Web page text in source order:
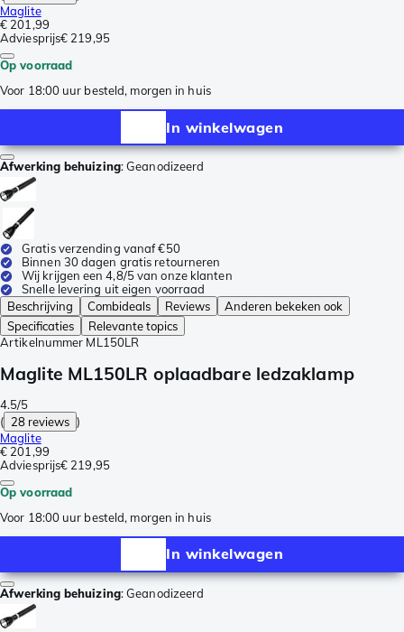
Maglite
€ 201,99
Adviesprijs€ 219,95
Op voorraad
Voor 18:00 uur besteld, morgen in huis
In winkelwagen
Afwerking behuizing:Geanodizeerd
Gratis verzending vanaf €50
Binnen 30 dagen gratis retourneren
Wij krijgen een 4,8/5 van onze klanten
Snelle levering uit eigen voorraad
Beschrijving
Combideals Reviews
Anderen bekeken ook
Specificaties
Relevante topics
Artikelnummer ML150LR
Maglite ML150LR oplaadbare ledzaklamp
4.5/5
( 28 reviews )
Maglite
€ 201,99
Adviesprijs€ 219,95
Op voorraad
Voor 18:00 uur besteld, morgen in huis
In winkelwagen
Afwerking behuizing:Geanodizeerd